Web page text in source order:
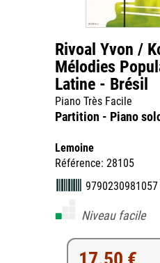
Rivoal Yvon /
Mélodies
Latine - Brésil
Piano Très Facile
Partition - Piano
Lemoine
Référence: 28105
9790230981057
Niveau facile